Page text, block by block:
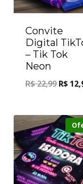
Convite
Digital
– Tik Tok
Neon
R$22,99 R$